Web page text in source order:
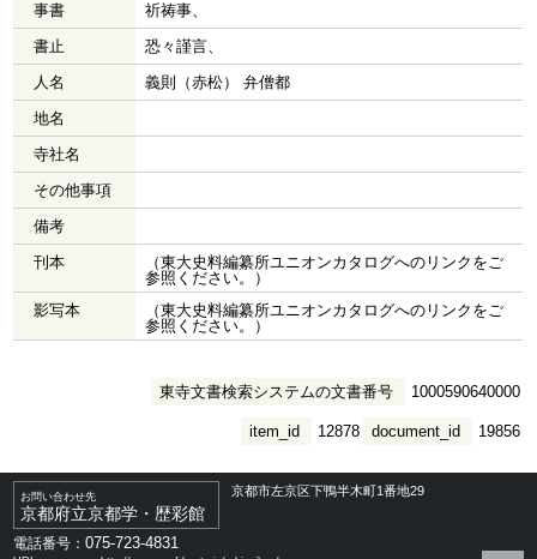
事書
祈祷事、
書止
恐々謹言、
人名
義則（赤松） 弁僧都
地名
寺社名
その他事項
備考
刊本
（東大史料編纂所ユニオンカタログへのリンクをご
参照ください。）
影写本
（東大史料編纂所ユニオンカタログへのリンクをご
参照ください。）
東寺文書検索システムの文書番号 1000590640000
document_id 19856
item_id 12878
お問い合わせ先
京都府立京都学・歴彩館
京都市左京区下鴨半木町1番地29
電話番号：075-723-4831